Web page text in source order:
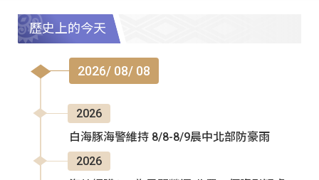
歷史上的今天
2026/ 08/ 08
2026
白海豚海警維持 8/8-8/9晨中北部防豪雨
2026